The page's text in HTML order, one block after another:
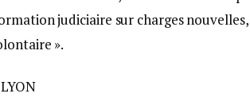
judiciaire sur charges
».